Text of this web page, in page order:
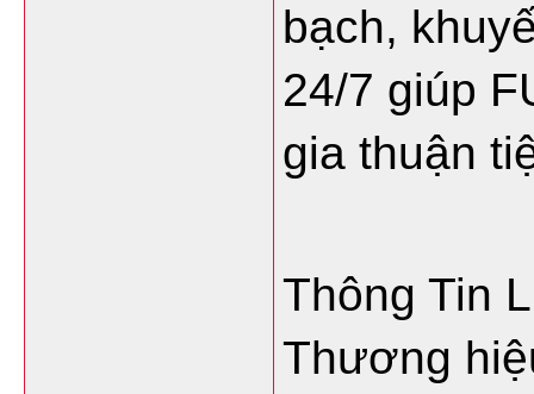
bạch,
24/7 giúp
gia thuận
Thông Tin
Thương